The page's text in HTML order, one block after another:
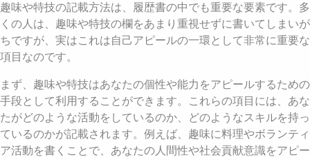
趣味や特技の記載方法は、履歴書の中でも重要な要素です。多
くの人は、趣味や特技の欄をあまり重視せずに書いてしまいが
ちですが、実はこれは自己アピールの一環として非常に重要な
項目なのです。
まず、趣味や特技はあなたの個性や能力をアピールするための
手段として利用することができます。これらの項目には、あな
たがどのような活動をしているのか、どのようなスキルを持っ
ているのかが記載されます。例えば、趣味に料理やボランティ
ア活動を書くことで、あなたの人間性や社会貢献意識をアピー